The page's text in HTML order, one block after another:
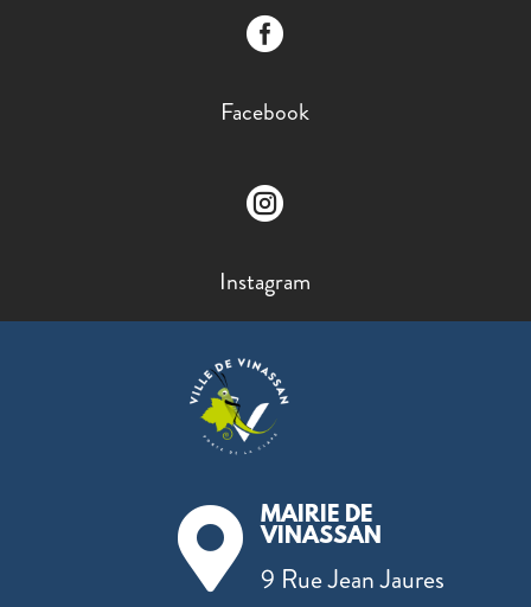

Facebook

Instagram

MAIRIE DE
VINASSAN
9 Rue Jean Jaures